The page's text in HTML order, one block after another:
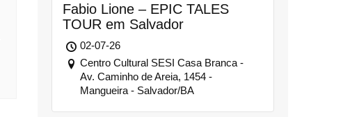
Fabio Lione – EPIC TALES
TOUR em Salvador
02-07-26
Centro Cultural SESI Casa Branca -
Av. Caminho de Areia, 1454 -
Mangueira - Salvador/BA